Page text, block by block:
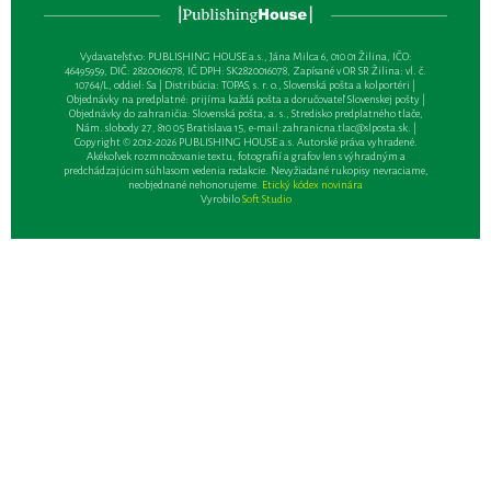
Vydavateľsťvo: PUBLISHING HOUSE a.s., Jána Milca 6, 010 01 Žilina, IČO:
46495959, DIČ: 2820016078, IČ DPH: SK2820016078, Zapísané v OR SR Žilina: vl. č.
10764/L, oddiel: Sa | Distribúcia: TOPAS, s. r. o., Slovenská pošta a kolportéri |
Objednávky na predplatné: prijíma každá pošta a doručovateľ Slovenskej pošty |
Objednávky do zahraničia: Slovenská pošta, a. s., Stredisko predplatného tlače,
Nám. slobody 27, 810 05 Bratislava 15, e-mail:zahranicna.tlac@slposta.sk. |
Copyright © 2012-2026 PUBLISHING HOUSE a.s. Autorské práva vyhradené.
Akékoľvek rozmnožovanie textu, fotografií a grafov len s výhradným a
predchádzajúcim súhlasom vedenia redakcie. Nevyžiadané rukopisy nevraciame,
neobjednané nehonorujeme. Etický kódex novinára
VyrobiloSoft Studio